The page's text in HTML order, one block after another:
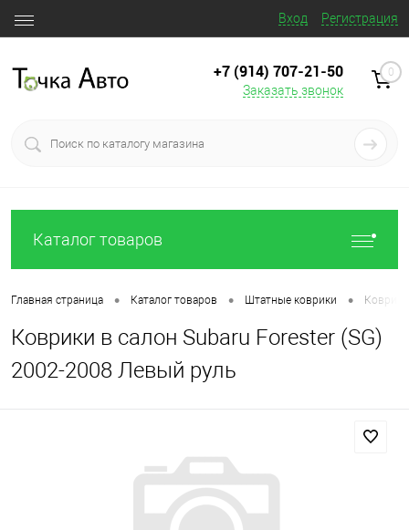
Вход Регистрация
+7 (914) 707‒21‒50
Заказать звонок
0
Каталог товаров
Главная страница • Каталог товаров • Штатные коврики •
Коврики в салон Subaru Forester (SG)
2002-2008 Левый руль